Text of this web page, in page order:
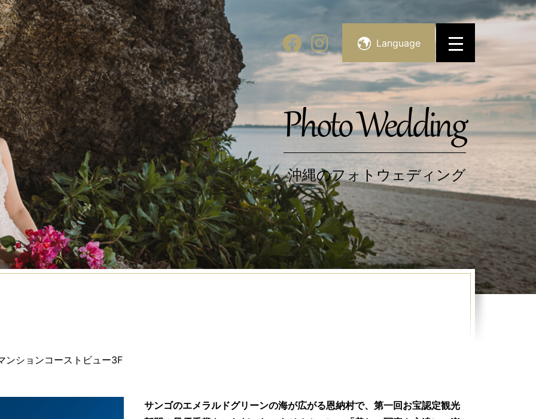
List 施設・スポット一覧
トピックス
Language
Photo Wedding
沖縄のフォトウェディング
ションコーストビュー3F
サンゴのエメラルドグリーンの海が広がる恩納村で、第一回お宝認定観光